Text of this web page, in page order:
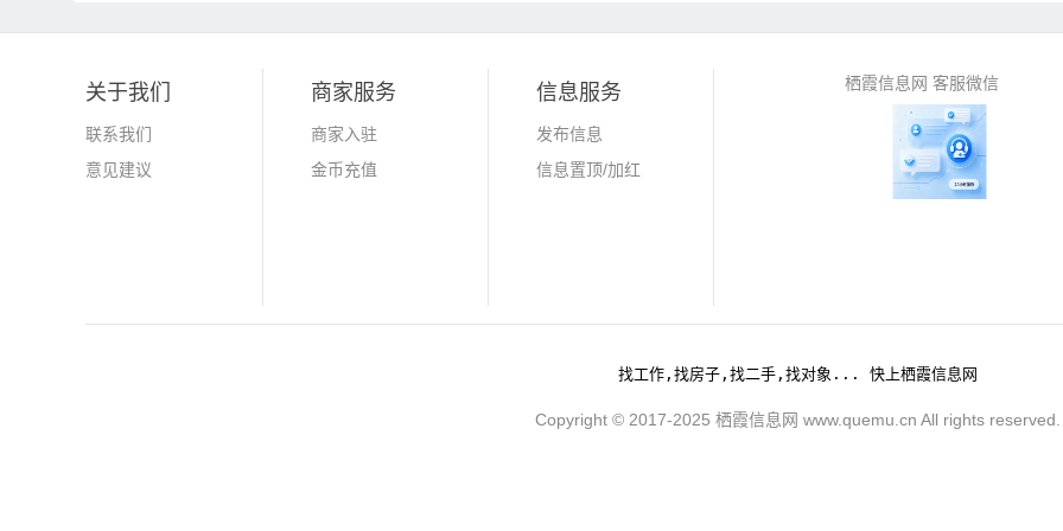
关于我们
联系我们
意见建议
商家服务
商家入驻
金币充值
信息服务
发布信息
信息置顶/加红
栖霞信息网 客服微信
找工作,找房子,找二手,找对象... 快上栖霞信息网
Copyright © 2017-2025 栖霞信息网 www.quemu.cn All rights reserved.